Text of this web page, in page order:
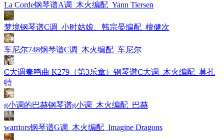
La Corde钢琴谱A调_木火编配_Yann Tiersen
梦境钢琴谱C调_小时姑娘、韩宗晏编配_檀健次
车尼尔748钢琴谱C调_木火编配_车尼尔
C大调奏鸣曲 K279（第3乐章）钢琴谱C大调_木火编配_莫扎
特
g小调的巴赫钢琴谱g小调_木火编配_巴赫
warriors钢琴谱G调_木火编配_Imagine Dragons